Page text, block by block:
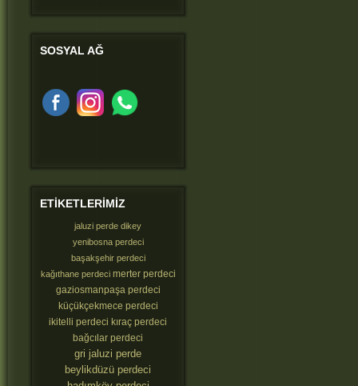
SOSYAL AĞ
ETIKETLERIMIZ
jaluzi perde dikey
yenibosna perdeci
başakşehir perdeci
kağıthane perdeci merter perdeci
gaziosmanpaşa perdeci
küçükçekmece perdeci
ikitelli perdeci kıraç perdeci
bağcılar perdeci
gri jaluzi perde
beylikdüzü perdeci